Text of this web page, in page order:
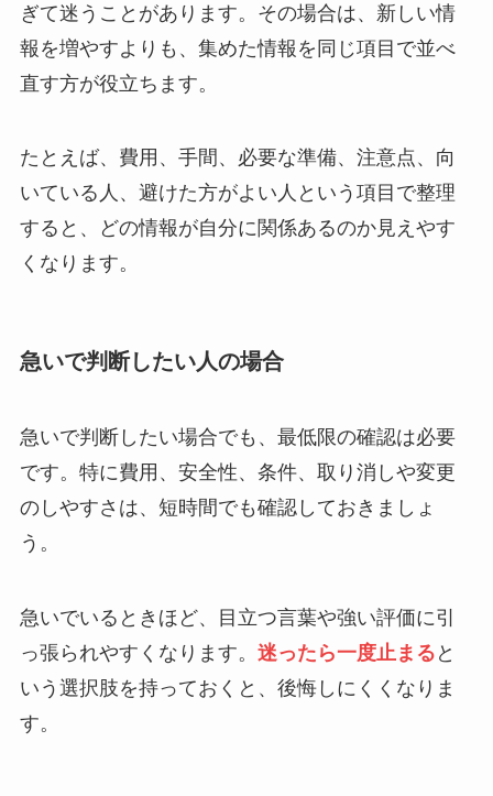
ぎて迷うことがあります。その場合は、新しい情
報を増やすよりも、集めた情報を同じ項目で並べ
直す方が役立ちます。
たとえば、費用、手間、必要な準備、注意点、向
いている人、避けた方がよい人という項目で整理
すると、どの情報が自分に関係あるのか見えやす
くなります。
急いで判断したい人の場合
急いで判断したい場合でも、最低限の確認は必要
です。特に費用、安全性、条件、取り消しや変更
のしやすさは、短時間でも確認しておきましょ
う。
急いでいるときほど、目立つ言葉や強い評価に引
っ張られやすくなります。 迷ったら一度止まる と
いう選択肢を持っておくと、後悔しにくくなりま
す。